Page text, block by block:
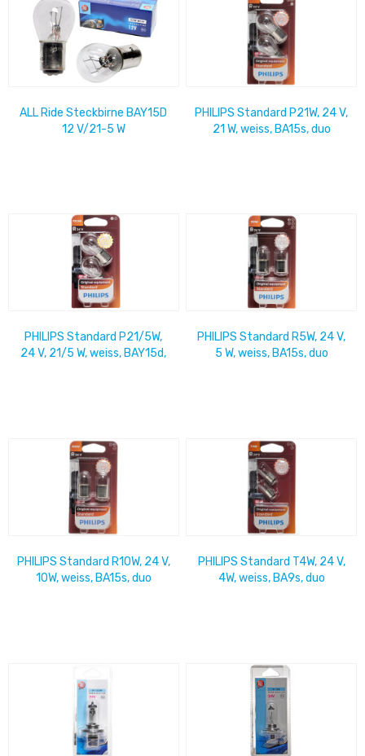
ALL Ride Steckbirne BAY15D
12 V/21-5 W
PHILIPS Standard P21W, 24 V,
21 W, weiss, BA15s, duo
PHILIPS Standard P21/5W,
24 V, 21/5 W, weiss, BAY15d,
PHILIPS Standard R5W, 24 V,
5 W, weiss, BA15s, duo
PHILIPS Standard R10W, 24 V,
10W, weiss, BA15s, duo
PHILIPS Standard T4W, 24 V,
4W, weiss, BA9s, duo